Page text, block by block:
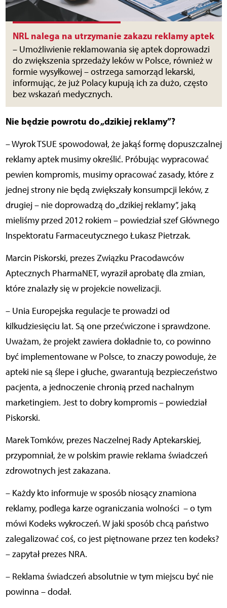
NRL nalega na utrzymanie zakazu reklamy aptek
– Umożliwienie reklamowania się aptek doprowadzi
do zwiększenia sprzedaży leków w Polsce, również w
formie wysyłkowej – ostrzega samorząd lekarski,
informując, że już Polacy kupują ich za dużo, często
bez wskazań medycznych.
Nie będzie powrotu do „dzikiej reklamy”?
– Wyrok TSUE spowodował, że jakąś formę dopuszczalnej
reklamy aptek musimy określić. Próbując wypracować
pewien kompromis, musimy opracować zasady, które z
jednej strony nie będą zwiększały konsumpcji leków, z
drugiej – nie doprowadzą do „dzikiej reklamy”, jaką
mieliśmy przed 2012 rokiem – powiedział szef Głównego
Inspektoratu Farmaceutycznego Łukasz Pietrzak.
Marcin Piskorski, prezes Związku Pracodawców
Aptecznych PharmaNET, wyraził aprobatę dla zmian,
które znalazły się w projekcie nowelizacji.
– Unia Europejska regulacje te prowadzi od
kilkudziesięciu lat. Są one przećwiczone i sprawdzone.
Uważam, że projekt zawiera dokładnie to, co powinno
być implementowane w Polsce, to znaczy powoduje, że
apteki nie są ślepe i głuche, gwarantują bezpieczeństwo
pacjenta, a jednoczenie chronią przed nachalnym
marketingiem. Jest to dobry kompromis – powiedział
Piskorski.
Marek Tomków, prezes Naczelnej Rady Aptekarskiej,
przypomniał, że w polskim prawie reklama świadczeń
zdrowotnych jest zakazana.
– Każdy kto informuje w sposób niosący znamiona
reklamy, podlega karze ograniczania wolności – o tym
mówi Kodeks wykroczeń. W jaki sposób chcą państwo
zalegalizować coś, co jest piętnowane przez ten kodeks?
– zapytał prezes NRA.
– Reklama świadczeń absolutnie w tym miejscu być nie
powinna – dodał.